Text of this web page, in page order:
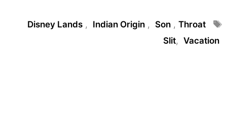
Tags
Disney Lands , Indian Origin , Son , Throat
Slit, Vacation